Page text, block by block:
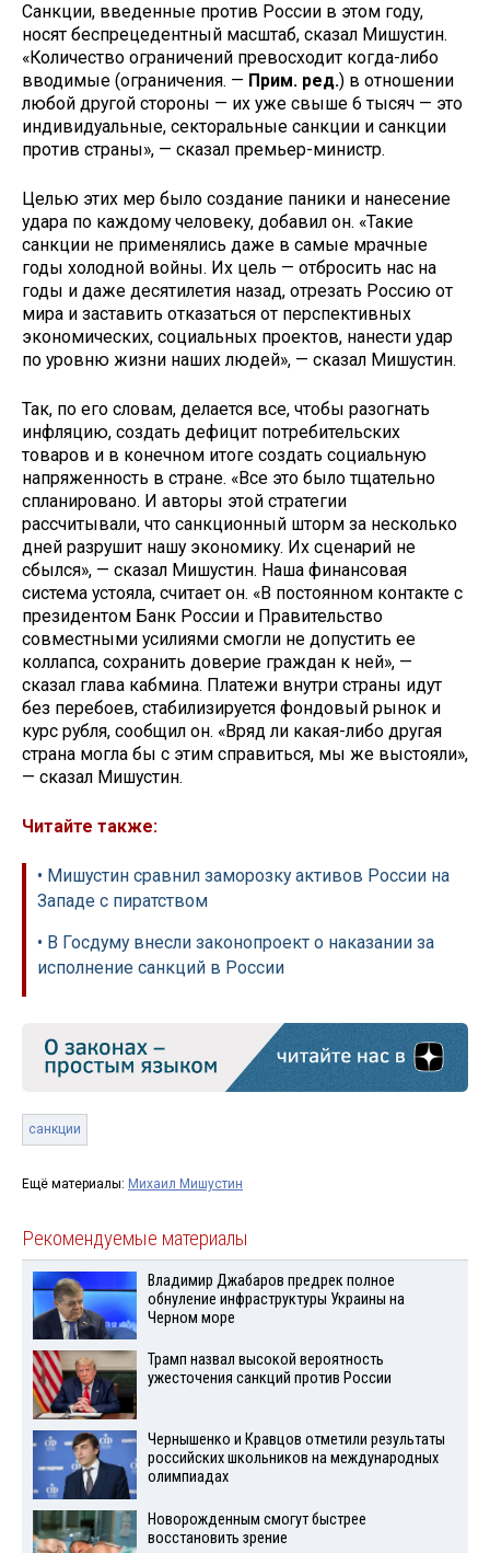
Санкции, введенные против России в этом году,
носят беспрецедентный масштаб, сказал Мишустин.
«Количество ограничений превосходит когда-либо
вводимые (ограничения. — Прим. ред.) в отношении
любой другой стороны — их уже свыше 6 тысяч — это
индивидуальные, секторальные санкции и санкции
против страны», — сказал премьер-министр.
Целью этих мер было создание паники и нанесение
удара по каждому человеку, добавил он. «Такие
санкции не применялись даже в самые мрачные
годы холодной войны. Их цель — отбросить нас на
годы и даже десятилетия назад, отрезать Россию от
мира и заставить отказаться от перспективных
экономических, социальных проектов, нанести удар
по уровню жизни наших людей», — сказал Мишустин.
Так, по его словам, делается все, чтобы разогнать
инфляцию, создать дефицит потребительских
товаров и в конечном итоге создать социальную
напряженность в стране. «Все это было тщательно
спланировано. И авторы этой стратегии
рассчитывали, что санкционный шторм за несколько
дней разрушит нашу экономику. Их сценарий не
сбылся», — сказал Мишустин. Наша финансовая
система устояла, считает он. «В постоянном контакте с
президентом Банк России и Правительство
совместными усилиями смогли не допустить ее
коллапса, сохранить доверие граждан к ней», —
сказал глава кабмина. Платежи внутри страны идут
без перебоев, стабилизируется фондовый рынок и
курс рубля, сообщил он. «Вряд ли какая-либо другая
страна могла бы с этим справиться, мы же выстояли»,
— сказал Мишустин.
Читайте также:
• Мишустин сравнил заморозку активов России на
Западе с пиратством
• В Госдуму внесли законопроект о наказании за
исполнение санкций в России
санкции
Ещё материалы: Михаил Мишустин
Рекомендуемые материалы
Владимир Джабаров предрек полное
обнуление инфраструктуры Украины на
Черном море
Трамп назвал высокой вероятность
ужесточения санкций против России
Чернышенко и Кравцов отметили результаты
российских школьников на международных
олимпиадах
Новорожденным смогут быстрее
восстановить зрение